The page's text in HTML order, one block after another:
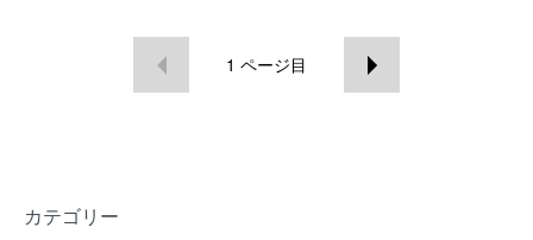
1 ページ目
カテゴリー